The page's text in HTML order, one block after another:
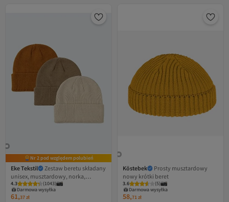
Nr 2 pod względem polubień
Eke Tekstil
Zestaw beretu składany
unisex, musztardowy, norka,
kamień, 3 części
4.3 (1043)
Darmowa wysyłka
61,37zł
Köstebek
Prosty musztardowy
nowy krótki beret
3.6 (5)
Darmowa wysyłka
58,71zł